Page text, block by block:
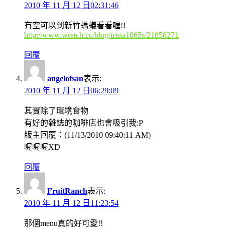
2010 年 11 月 12 日02:31:46
有空可以到新竹螞蟻看看喔!!
http://www.wretch.cc/blog/trista1065s/21858271
回覆
angelofsan表示:
2010 年 11 月 12 日06:29:09
其實除了環境食物
有好的雜誌的咖啡店也會吸引我:P
版主回覆：(11/13/2010 09:40:11 AM)
喔喔喔XD
回覆
FruitRanch表示:
2010 年 11 月 12 日11:23:54
那個menu真的好可愛!!